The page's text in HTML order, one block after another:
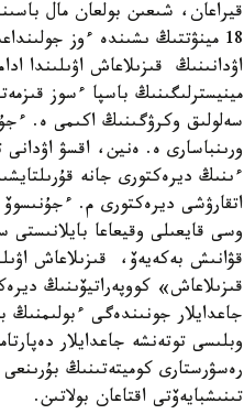
قيراعان، شىعىن بولعان مال
18 مينۋتتىڭ ىشىندە ءوز
اۋدانىنىڭ قىزىلاعاش اۋىلىندا
مينيسترلىگىنىڭ باسپا ءسوز
سەلولىق وكرۋگىنىڭ اكىمى ە.
ورىنباسارى ە. ەنين، اقسۋ
ءىنىڭ ديرەكتورى جانە
اتقارۋشى ديرەكتورى م. ءجۇنىسوۆ
وسى قايعىلى وقيعاعا
قۋانىش بەكەيەۆ، قىزىلاعاش
قىزىلاعاش» كووپەراتيۆىنىڭ
جاعدايلار جونىندەگى
وبلىسى توتەنشە جاعدايلار
رەسۋرستارى كوميتەتىنىڭ
تىنىشبايەۆتى اقتاعان بولاتىن.